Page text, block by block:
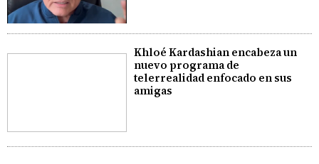
Khloé Kardashian encabeza un
nuevo programa de
telerrealidad enfocado en sus
amigas